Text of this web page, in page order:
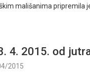
mališanima pripremila
4. 2015. od
2015